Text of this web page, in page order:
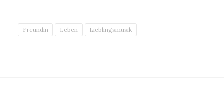
Freundin Leben Lieblingsmusik